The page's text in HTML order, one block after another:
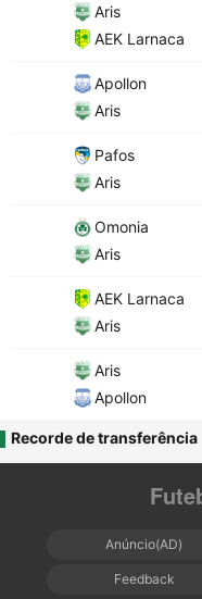
Aris
AEK Larnaca
Apollon
Aris
Pafos
Aris
Omonia
Aris
AEK Larnaca
Aris
Aris
Apollon
Recorde de transferência
Anúncio(AD)
Feedback